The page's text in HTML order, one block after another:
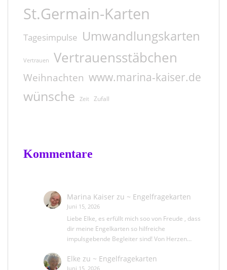
St.Germain-Karten
Tagesimpulse Umwandlungskarten
Vertrauen Vertrauensstäbchen
Weihnachten www.marina-kaiser.de
wünsche Zeit Zufall
Kommentare
Marina Kaiserzu ~ Engelfragekarten
Juni 15, 2026
Liebe Elke, es erfüllt mich soo von Freude , dass
dir meine Engelkarten so hilfreiche
impulsgebende Begleiter sind! Von Herzen…
Elke zu ~ Engelfragekarten
Juni 15, 2026